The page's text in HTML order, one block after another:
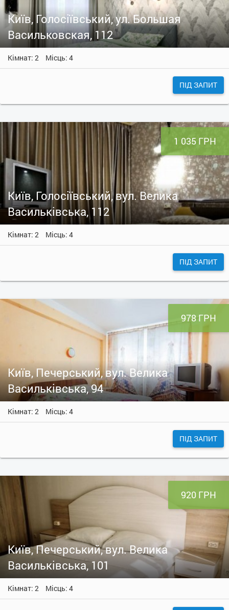
Київ, Голосіївський, ул. Большая
Васильковская, 112
Кімнат: 2 Місць: 4
ПІД ЗАПИТ
1 035 ГРН
Київ, Голосіївський, вул. Велика
Васильківська, 112
Кімнат: 2 Місць: 4
ПІД ЗАПИТ
978 ГРН
Київ, Печерський, вул. Велика
Васильківська, 94
Кімнат: 2 Місць: 4
ПІД ЗАПИТ
920 ГРН
Київ, Печерський, вул. Велика
Васильківська, 101
Кімнат: 2 Місць: 4